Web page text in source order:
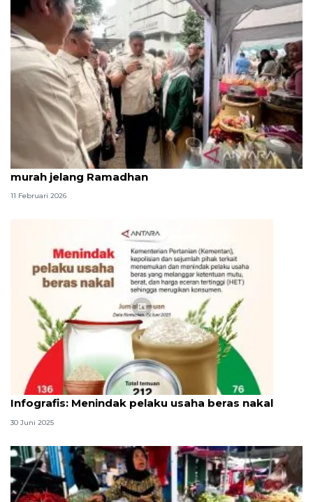
HKTI perkuat keterjangkauan pangan lewat pasar
murah jelang Ramadhan
11 Februari 2026
Infografik
Infografis: Menindak pelaku usaha beras nakal
30 Juni 2025